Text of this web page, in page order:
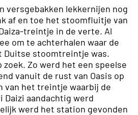
versgebakken lekkernijen nog
af en toe het stoomfluitje van
treintje in de verte. Al
om te achterhalen waar de
Duitse stoomtreintje was.
zoek. Zo werd het een speelse
vanuit de rust van Oasis op
van het treintje waarbij de
Daizi aandachtig werd
werd het station gevonden